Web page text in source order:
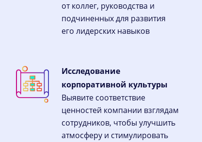
от коллег, руководства и
подчиненных для развития
его лидерских навыков
Исследование
корпоративной культуры
Выявите соответствие
ценностей компании взглядам
сотрудников, чтобы улучшить
атмосферу и стимулировать